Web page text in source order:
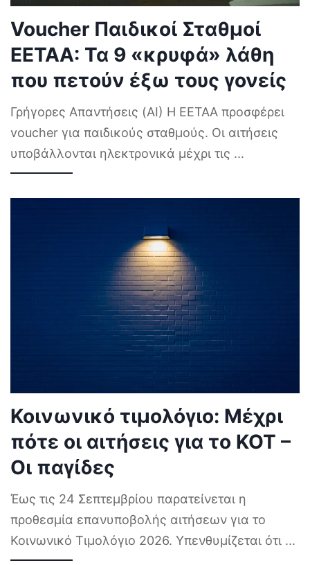
Voucher Παιδικοί Σταθμοί
ΕΕΤΑΑ: Τα 9 «κρυφά» λάθη
που πετούν έξω τους γονείς
Γρήγορες Απαντήσεις (AI) Η ΕΕΤΑΑ προσφέρει
voucher για παιδικούς σταθμούς. Οι αιτήσεις
υποβάλλονται ηλεκτρονικά μέχρι τις ...
Κοινωνικό τιμολόγιο: Μέχρι
πότε οι αιτήσεις για το ΚΟΤ –
Οι παγίδες
Έως τις 24 Σεπτεμβρίου παρατείνεται η
προθεσμία επανυποβολής αιτήσεων για το
Κοινωνικό Τιμολόγιο 2026. Υπενθυμίζεται ότι ...